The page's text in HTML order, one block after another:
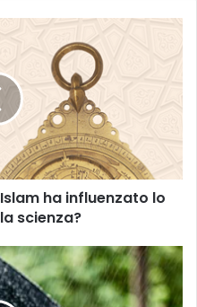
ha influenzato lo
scienza?